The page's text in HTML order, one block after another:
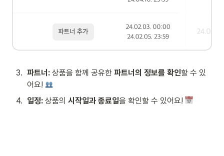
3. 파트너: 상품을 함께 공유한 파트너의 정보를 확인할 수 있
어요!
4. 일정: 상품의 시작일과 종료일을 확인할 수 있어요!